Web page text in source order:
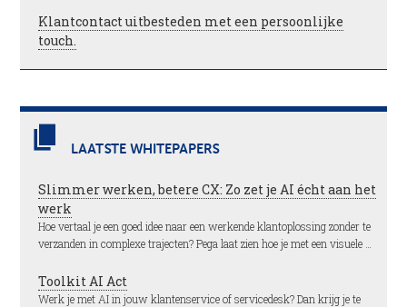
Klantcontact uitbesteden met een persoonlijke
touch.
LAATSTE WHITEPAPERS
Slimmer werken, betere CX: Zo zet je AI écht aan het
werk
Hoe vertaal je een goed idee naar een werkende klantoplossing zonder te
verzanden in complexe trajecten? Pega laat zien hoe je met een visuele …
Toolkit AI Act
Werk je met AI in jouw klantenservice of servicedesk? Dan krijg je te